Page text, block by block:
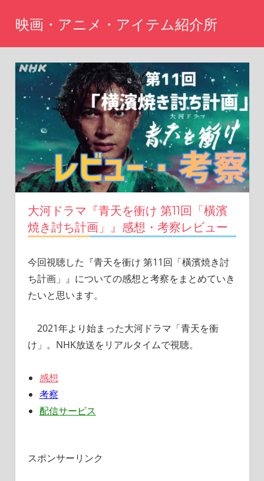
映画・アニメ・アイテム紹介所
WordPress
大河ドラマ『青天を衝け 第11回「橫濱
焼き討ち計画」』感想・考察レビュー
今回視聴した『青天を衝け 第11回「橫濱焼き討
ち計画」』についての感想と考察をまとめていき
たいと思います。
2021年より始まった大河ドラマ「青天を衝
け」。NHK放送をリアルタイムで視聴。
感想
考察
配信サービス
スポンサーリンク